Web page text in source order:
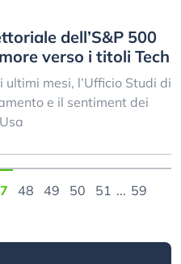
dell’S&P 500
verso i titoli Tech
mesi, l’Ufficio Studi di
e il sentiment dei
48 49 50 51 ... 59